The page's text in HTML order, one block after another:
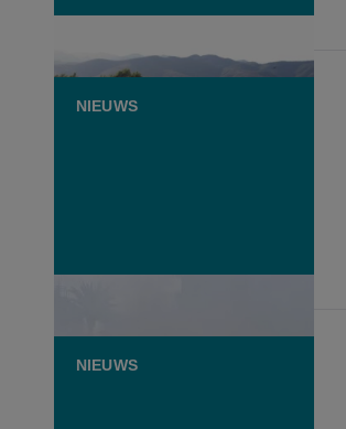
NIEUWS
NIEUWS